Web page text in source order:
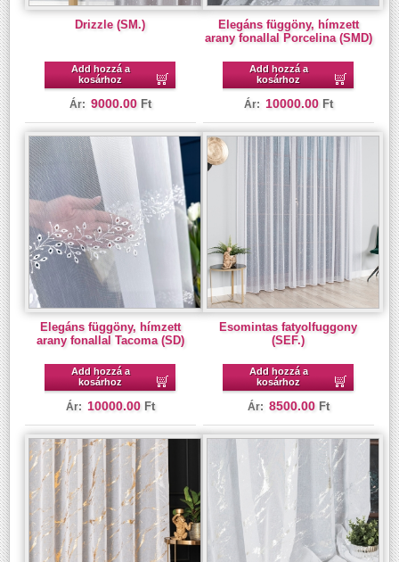
Drizzle (SM.)
Add hozzá a
kosárhoz
Ár: 9000.00 Ft
Elegáns függöny, hímzett
arany fonallal Porcelina (SMD)
Add hozzá a
kosárhoz
Ár: 10000.00 Ft
Elegáns függöny, hímzett
arany fonallal Tacoma (SD)
Add hozzá a
kosárhoz
Ár: 10000.00 Ft
Esomintas fatyolfuggony
(SEF.)
Add hozzá a
kosárhoz
Ár: 8500.00 Ft